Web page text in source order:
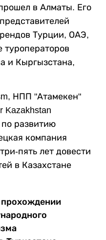
в Алматы. Его
Турции, ОАЭ,
туроператоров
и Кыргызстана,
НПП "Атамекен"
Kazakhstan
развитию
компания
пять лет довести
в Казахстане